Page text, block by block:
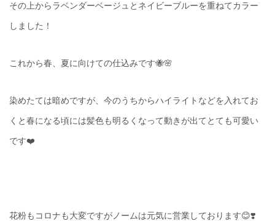
その上からラベンダーベージュとネイビーブルーを重ねてカラー
しました！
これから春、夏に向けての仕込みです🐝🌸
染めたては暗めですが、今のうちからハイライトなどを入れてお
くと春になる頃には髪色も明るくなって動きが出てとても可愛い
です❤️
花粉もコロナも大変ですがノームは元気に営業しております😊❣️